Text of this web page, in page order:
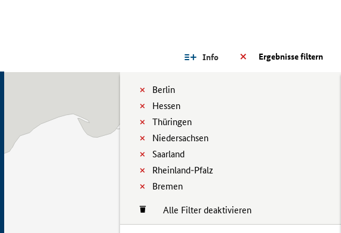
Ergebnisse filtern
Info
Berlin
Hessen
Thüringen
Niedersachsen
Saarland
Rheinland-Pfalz
Bremen
Alle Filter deaktivieren